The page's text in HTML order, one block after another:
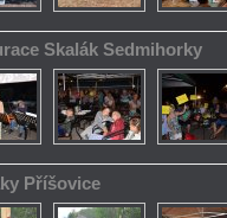
Skalák Sedmihorky
Příšovice